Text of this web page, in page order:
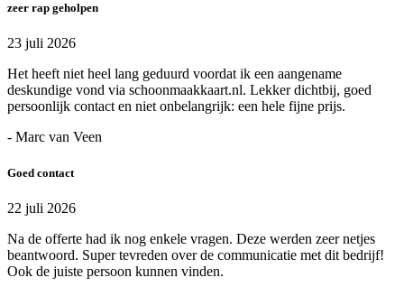
zeer rap geholpen
23 juli 2026
Het heeft niet heel lang geduurd voordat ik een aangename
deskundige vond via schoonmaakkaart.nl. Lekker dichtbij, goed
persoonlijk contact en niet onbelangrijk: een hele fijne prijs.
- Marc van Veen
Goed contact
22 juli 2026
Na de offerte had ik nog enkele vragen. Deze werden zeer netjes
beantwoord. Super tevreden over de communicatie met dit bedrijf!
Ook de juiste persoon kunnen vinden.